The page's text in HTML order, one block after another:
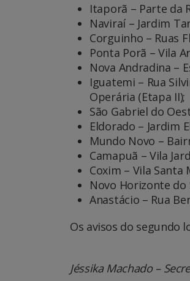
Itaporã – Parte da
Naviraí – Jardim
Corguinho – Ruas
Ponta Porã – Vila
Nova Andradina –
Iguatemi – Rua
Operária (Etapa II);
São Gabriel do
Eldorado – Jardim
Mundo Novo –
Camapuã – Vila
Coxim – Vila Santa
Novo Horizonte do
Anastácio – Rua
Os avisos do segundo
Jéssika Machado –